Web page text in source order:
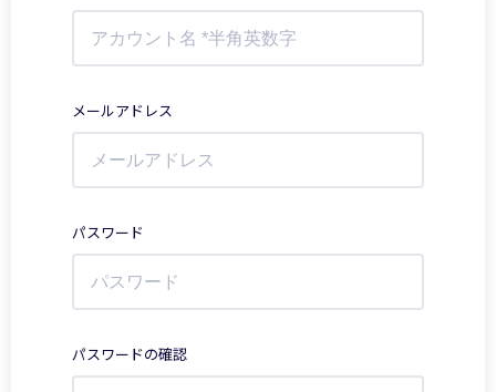
メールアドレス
パスワード
パスワードの確認